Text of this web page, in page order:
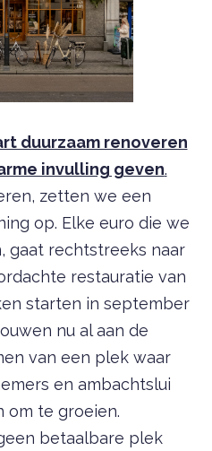
duurzaam renoveren
invulling geven.
zetten we een
op. Elke euro die we
gaat rechtstreeks naar
restauratie van
starten in september
nu al aan de
van een plek waar
en ambachtslui
om te groeien.
betaalbare plek